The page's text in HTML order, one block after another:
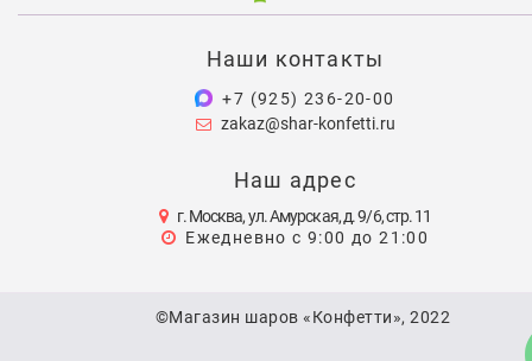
Наши контакты
+7 (925) 236-20-00
zakaz@shar-konfetti.ru
Наш адрес
г. Москва, ул. Амурская, д. 9/6, стр. 11
Ежедневно с 9:00 до 21:00
©Магазин шаров «Конфетти», 2022